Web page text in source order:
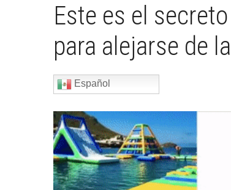
Este es el
para alejarse de
Español